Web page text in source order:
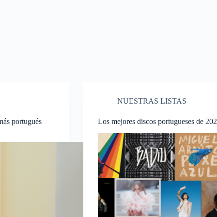
portugués
NUESTRAS LISTAS
Los mejores discos portugueses de